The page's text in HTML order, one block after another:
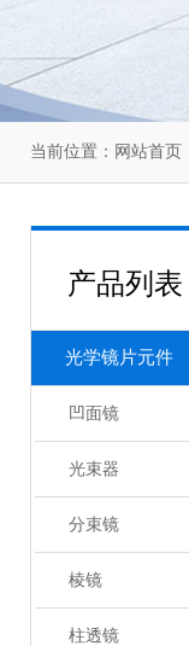
当前位置： 网站首页
产品列表
光学镜片元件
凹面镜
光束器
分束镜
棱镜
柱透镜